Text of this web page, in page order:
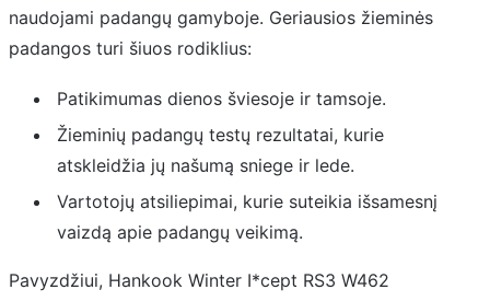
naudojami padangų gamyboje. Geriausios žieminės
padangos turi šiuos rodiklius:
Patikimumas dienos šviesoje ir tamsoje.
Žieminių padangų testų rezultatai, kurie
atskleidžia jų našumą sniege ir lede.
Vartotojų atsiliepimai, kurie suteikia išsamesnį
vaizdą apie padangų veikimą.
Pavyzdžiui, Hankook Winter I*cept RS3 W462